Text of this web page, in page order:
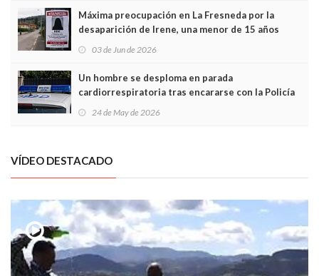
Máxima preocupación en La Fresneda por la
desaparición de Irene, una menor de 15 años
03 de Jun de 2026
Un hombre se desploma en parada
cardiorrespiratoria tras encararse con la Policía
Local en Luanco
24 de May de 2026
VÍDEO DESTACADO